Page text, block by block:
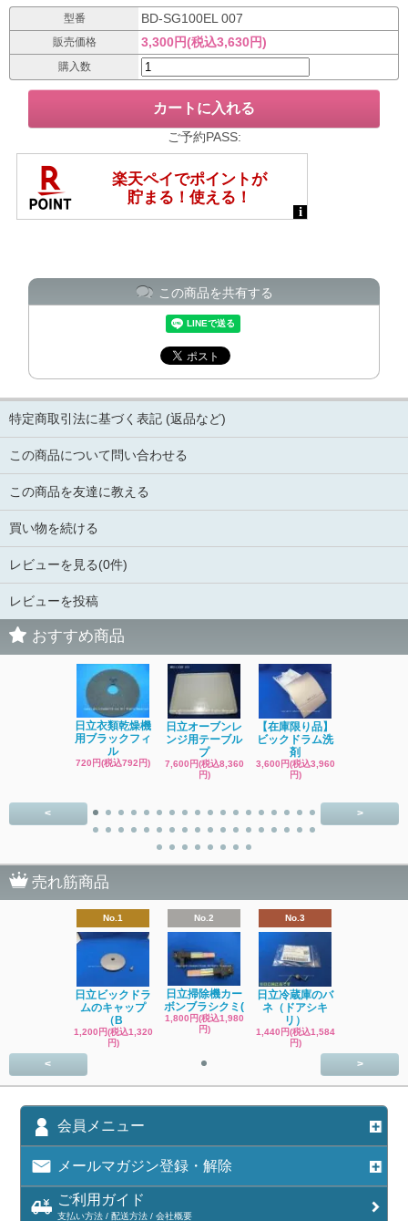
型番 BD-SG100EL 007
販売価格 3,300円(税込3,630円)
購入数
ご予約PASS:
この商品を共有する
特定商取引法に基づく表記 (返品など)
この商品について問い合わせる
この商品を友達に教える
買い物を続ける
レビューを見る(0件)
レビューを投稿
おすすめ商品
日立衣類乾燥機
用ブラックフィ
ル
720円(税込792円)
日立オーブンレ
ンジ用テーブル
プ
7,600円(税込8,360
円)
【在庫限り品】
ビックドラム洗
剤
3,600円(税込3,960
円)
< >
売れ筋商品
No.1
日立ビックドラ
ムのキャップ
（B
1,200円(税込1,320
円)
No.2
日立掃除機カー
ボンブラシクミ(
1,800円(税込1,980
円)
No.3
日立冷蔵庫のバ
ネ（ドアシキ
リ）
1,440円(税込1,584
円)
< >
会員メニュー
メールマガジン登録・解除
ご利用ガイド
支払い方法 / 配送方法 / 会社概要